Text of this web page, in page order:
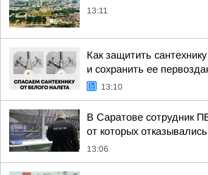
13:11
Как защитить
и сохранить ее
13:10
В Саратове сотрудник
от которых
13:06